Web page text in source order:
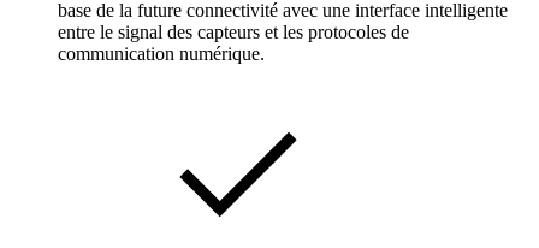
base de la future connectivité avec une interface intelligente
entre le signal des capteurs et les protocoles de
communication numérique.